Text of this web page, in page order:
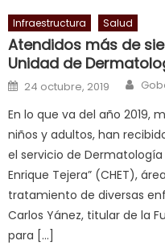
fuck,
सच
ह
स
क
ल
म
य
भ
ह,
indian
Infraestructura Salud
Atendidos más de
Unidad de
Posted on
24 octubre, 2019
En lo que va del año 2019,
niños y adultos, han
el servicio de Dermatología
Enrique Tejera” (CHET),
tratamiento de diversas
Carlos Yánez, titular de la
para […]